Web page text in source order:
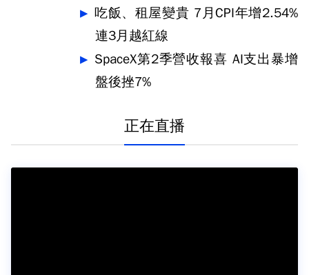
吃飯、租屋變貴 7月CPI年增2.54%
連3月越紅線
SpaceX第2季營收報喜 AI支出暴增
盤後挫7%
正在直播